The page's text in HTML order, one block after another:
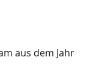
aus dem Jahr